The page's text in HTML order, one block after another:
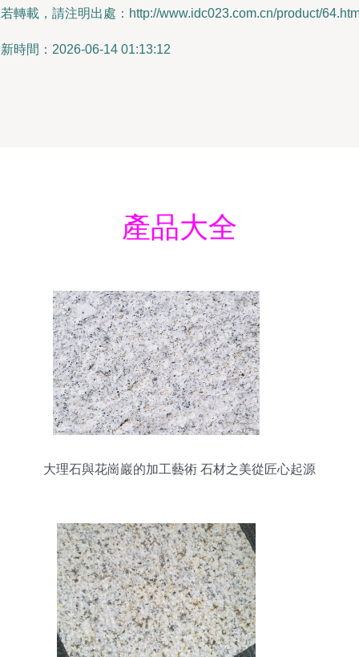
轉載，請注明出處：http://www.idc023.com.cn/product/
時間：2026-06-14 01:13:12
產品大全
大理石與花崗巖的加工藝術 石材之美從匠心起源